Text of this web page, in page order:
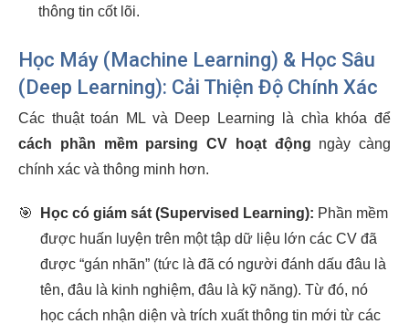
thông tin cốt lõi.
Học Máy (Machine Learning) & Học Sâu
(Deep Learning): Cải Thiện Độ Chính Xác
Các thuật toán ML và Deep Learning là chìa khóa để
cách phần mềm parsing CV hoạt động ngày càng
chính xác và thông minh hơn.
🎯 Học có giám sát (Supervised Learning): Phần mềm
được huấn luyện trên một tập dữ liệu lớn các CV đã
được “gán nhãn” (tức là đã có người đánh dấu đâu là
tên, đâu là kinh nghiệm, đâu là kỹ năng). Từ đó, nó
học cách nhận diện và trích xuất thông tin mới từ các